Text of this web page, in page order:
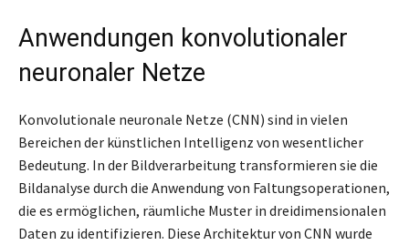
Anwendungen konvolutionaler
neuronaler Netze
Konvolutionale neuronale Netze (CNN) sind in vielen
Bereichen der künstlichen Intelligenz von wesentlicher
Bedeutung. In der Bildverarbeitung transformieren sie die
Bildanalyse durch die Anwendung von Faltungsoperationen,
die es ermöglichen, räumliche Muster in dreidimensionalen
Daten zu identifizieren. Diese Architektur von CNN wurde